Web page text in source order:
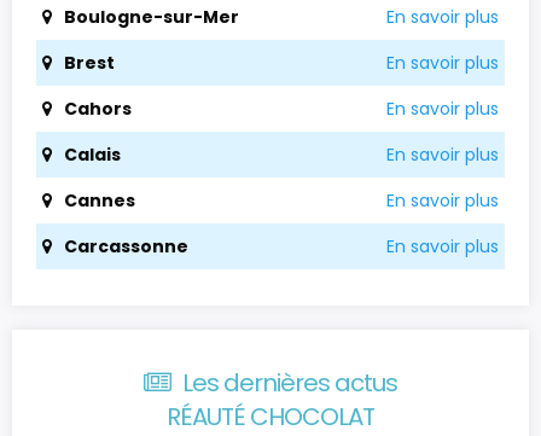
Boulogne-sur-Mer
En savoir plus
Brest
En savoir plus
Cahors
En savoir plus
Calais
En savoir plus
Cannes
En savoir plus
Carcassonne
En savoir plus
Les dernières actus
RÉAUTÉ CHOCOLAT